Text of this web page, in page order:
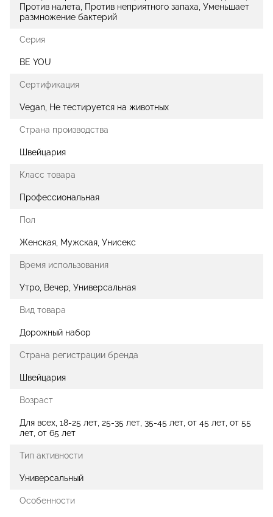
Против налета, Против неприятного запаха, Уменьшает
размножение бактерий
Серия
BE YOU
Сертификация
Vegan, Не тестируется на животных
Страна производства
Швейцария
Класс товара
Профессиональная
Пол
Женская, Мужская, Унисекс
Время использования
Утро, Вечер, Универсальная
Вид товара
Дорожный набор
Страна регистрации бренда
Швейцария
Возраст
Для всех, 18-25 лет, 25-35 лет, 35-45 лет, от 45 лет, от 55
лет, от 65 лет
Тип активности
Универсальный
Особенности